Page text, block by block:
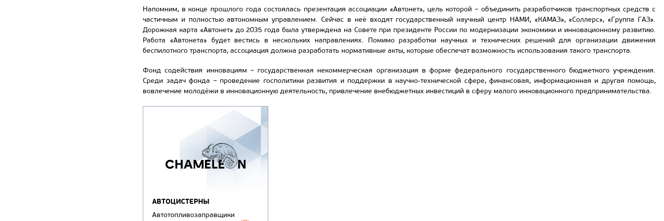
Напомним, в конце прошлого года состоялась презентация ассоциации «Автонет», цель которой – объединить разработчиков транспортных средств с
частичным и полностью автономным управлением. Сейчас в неё входят государственный научный центр НАМИ, «КАМАЗ», «Соллерс», «Группа ГАЗ».
Дорожная карта «Автонет» до 2035 года была утверждена на Совете при президенте России по модернизации экономики и инновационному развитию.
Работа «Автонета» будет вестись в нескольких направлениях. Помимо разработки научных и технических решений для организации движения
беспилотного транспорта, ассоциация должна разработать нормативные акты, которые обеспечат возможность использования такого транспорта.
Фонд содействия инновациям – государственная некоммерческая организация в форме федерального государственного бюджетного учреждения.
Среди задач фонда – проведение госполитики развития и поддержки в научно-технической сфере, финансовая, информационная и другая помощь,
вовлечение молодёжи в инновационную деятельность, привлечение внебюджетных инвестиций в сферу малого инновационного предпринимательства.
АВТОЦИСТЕРНЫ
Автотопливозаправщики